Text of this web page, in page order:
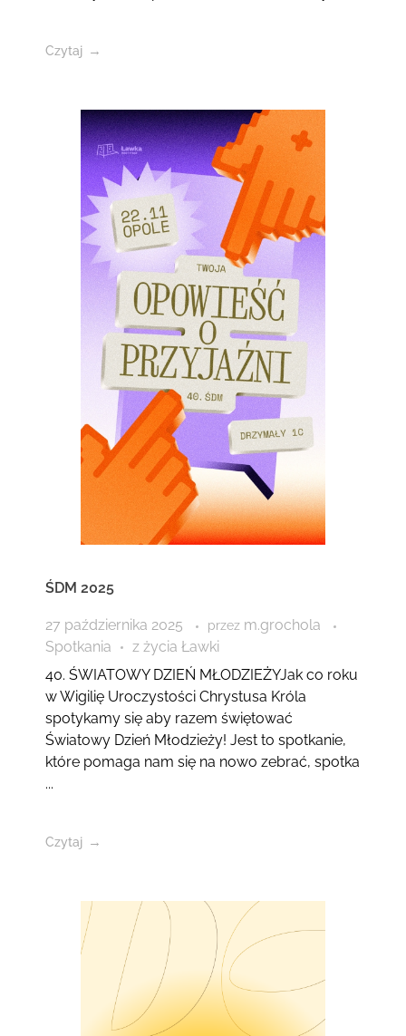
Czytaj
ŚDM 2025
27 października 2025 przez m.grochola
Spotkania
z życia Ławki
40. ŚWIATOWY DZIEŃ MŁODZIEŻYJak co roku
w Wigilię Uroczystości Chrystusa Króla
spotykamy się aby razem świętować
Światowy Dzień Młodzieży! Jest to spotkanie,
które pomaga nam się na nowo zebrać, spotka
...
Czytaj